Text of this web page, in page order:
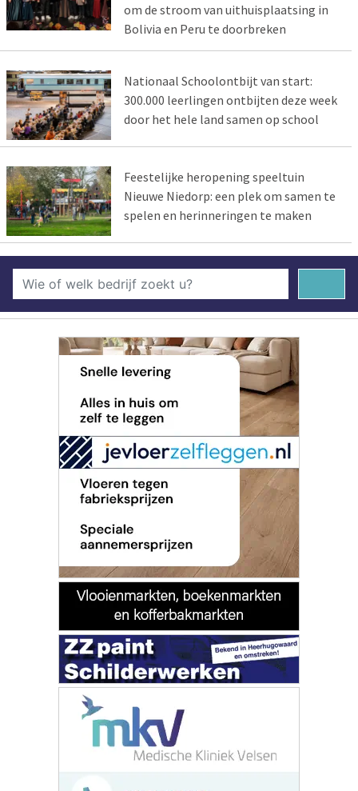
om de stroom van uithuisplaatsing in
Bolivia en Peru te doorbreken
Nationaal Schoolontbijt van start:
300.000 leerlingen ontbijten deze week
door het hele land samen op school
Feestelijke heropening speeltuin
Nieuwe Niedorp: een plek om samen te
spelen en herinneringen te maken